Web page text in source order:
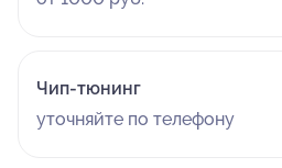
Чип-тюнинг
уточняйте по телефону